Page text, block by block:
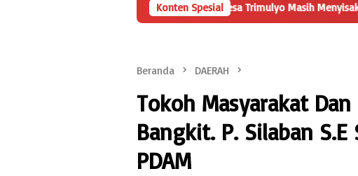
Konten Spesial
Rincian Penggunaan Dana Desa Trimulyo Masih Menyisakan Pertanyaan
Beranda DAERAH
Tokoh Masyarakat
Bangkit. P. Silaban
PDAM